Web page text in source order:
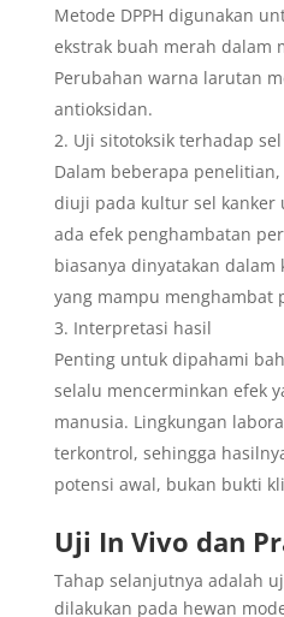
Metode DPPH digunakan
ekstrak buah merah dalam
Perubahan warna larutan
antioksidan.
Uji sitotoksik terhadap
Dalam beberapa
diuji pada kultur sel kanker
ada efek penghambatan
biasanya dinyatakan
yang mampu menghambat
Interpretasi hasil
Penting untuk dipahami
selalu mencerminkan efek
manusia. Lingkungan
terkontrol, sehingga
potensi awal, bukan bukti
Uji In Vivo dan
Tahap selanjutnya adalah
dilakukan pada hewan